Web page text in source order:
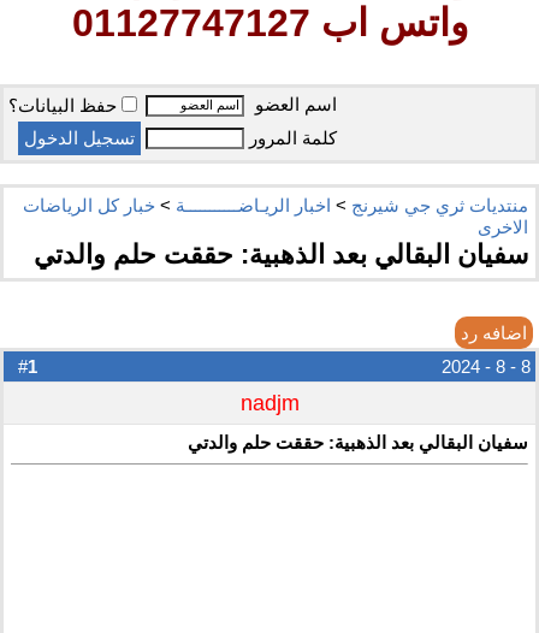
واتس اب 01127747127
اسم العضو
حفظ البيانات؟
كلمة المرور
منتديات ثري جي شيرنج > اخبار الريـاضـــــــــــة > خبار كل الرياضات
الاخرى
سفيان البقالي بعد الذهبية: حققت حلم والدتي
اضافه رد
1 8 - 8 - 2024
nadjm
سفيان البقالي بعد الذهبية: حققت حلم والدتي